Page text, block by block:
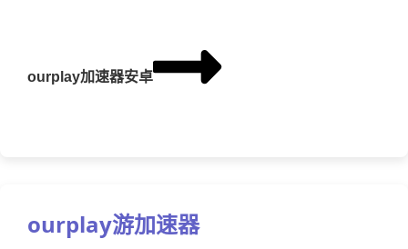
ourplay加速器安卓
ourplay游加速器